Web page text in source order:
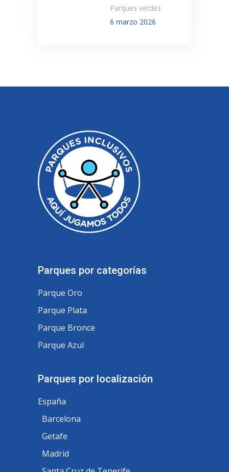
Parques verdes
6 marzo 2026
Parques por categorías
Parque Oro
Parque Plata
Parque Bronce
Parque Azul
Parques por localización
España
Barcelona
Getafe
Madrid